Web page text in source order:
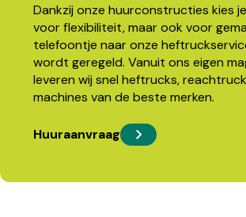
Dankzij onze huurconstructies kies
voor flexibiliteit, maar ook voor
telefoontje naar onze
wordt geregeld. Vanuit ons eigen
leveren wij snel heftrucks,
machines van de beste merken.
Huuraanvraag